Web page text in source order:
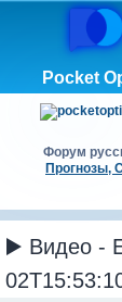
Pocket
Форум
Прогнозы,
▶️ Видео -